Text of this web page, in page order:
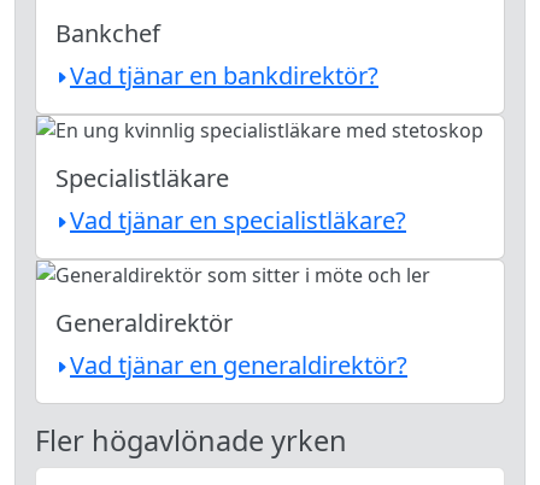
Bankchef
Vad tjänar en bankdirektör?
Specialistläkare
Vad tjänar en specialistläkare?
Generaldirektör
Vad tjänar en generaldirektör?
Fler högavlönade yrken